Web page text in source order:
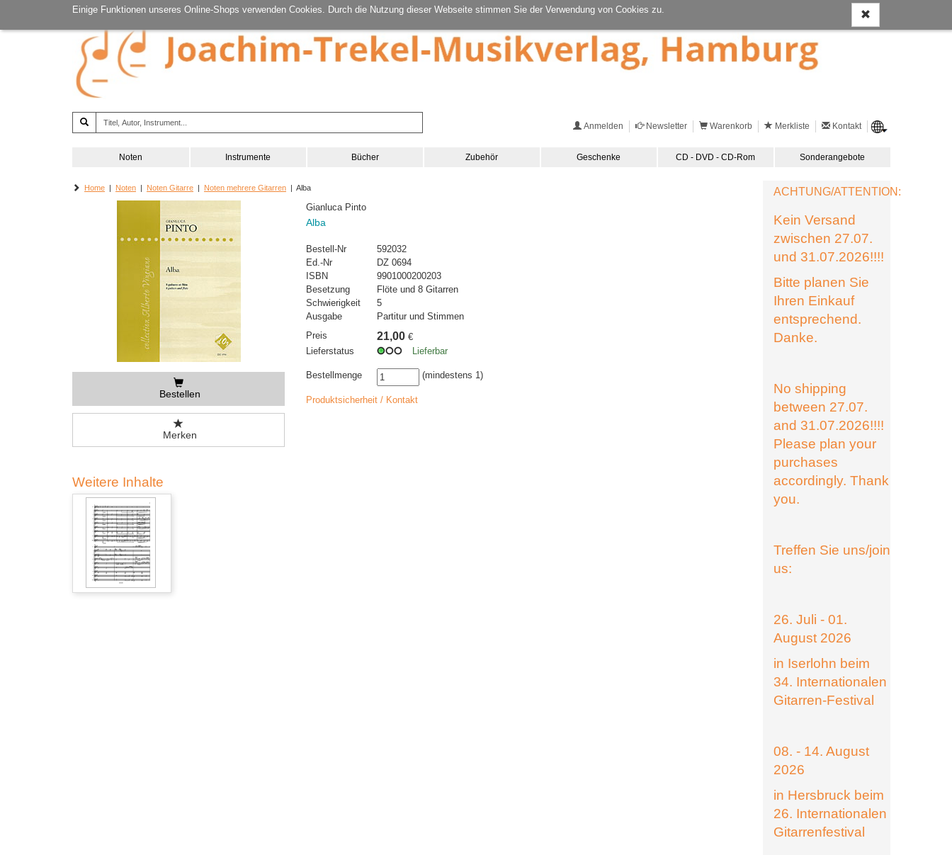
Einige Funktionen unseres Online-Shops verwenden Cookies. Durch die Nutzung dieser Webseite stimmen Sie der Verwendung von Cookies zu.
Anmelden Newsletter Warenkorb Merkliste Kontakt
Noten Instrumente Bücher Zubehör Geschenke CD - DVD - CD-Rom Sonderangebote
Home | Noten | Noten Gitarre | Noten mehrere Gitarren | Alba
Bestellen
Merken
Gianluca Pinto
Alba
Bestell-Nr
592032
Ed.-Nr
DZ 0694
ISBN
9901000200203
Besetzung
Flöte und 8 Gitarren
Schwierigkeit
5
Ausgabe
Partitur und Stimmen
Preis
21,00 €
Lieferstatus
Lieferbar
Bestellmenge (mindestens 1)
Produktsicherheit / Kontakt
Weitere Inhalte
ACHTUNG/ATTENTION:
Kein Versand
zwischen 27.07.
und 31.07.2026!!!!
Bitte planen Sie
Ihren Einkauf
entsprechend.
Danke.
No shipping
between 27.07.
and 31.07.2026!!!!
Please plan your
purchases
accordingly. Thank
you.
Treffen Sie uns/join
us:
26. Juli - 01.
August 2026
in Iserlohn beim
34. Internationalen
Gitarren-Festival
08. - 14. August
2026
in Hersbruck beim
26. Internationalen
Gitarrenfestival